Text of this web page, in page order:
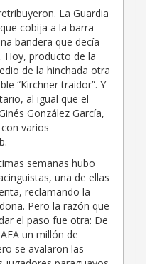
La Guardia
cobija a la barra
bandera que decía
Hoy, producto de la
de la hinchada otra
“Kirchner traidor”. Y
al igual que el
González García,
varios
semanas hubo
una de ellas
reclamando la
Pero la razón que
el paso fue otra: De
un millón de
se avalaron las